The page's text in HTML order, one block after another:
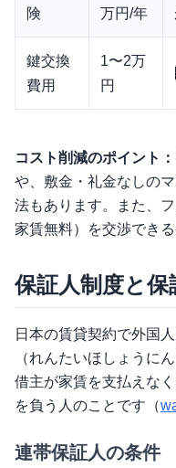
険
万円/年
鍵交換
費用
1〜2万
円
コスト削減のポイント：
や、敷金・礼金なしの
法もあります。また、
家賃無料）を交渉でき
保証人制度と
日本の賃貸契約で外国
（れんたいほしょうに
借主が家賃を支払えな
を負う人のことです（
連帯保証人の条件